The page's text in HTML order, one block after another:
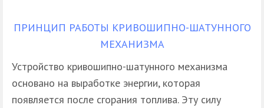
ПРИНЦИП РАБОТЫ КРИВОШИПНО-ШАТУННОГО
МЕХАНИЗМА
Устройство кривошипно-шатунного механизма
основано на выработке энергии, которая
появляется после сгорания топлива. Эту силу